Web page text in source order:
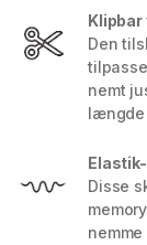
Klipbar
Den
nemt
længde
Disse